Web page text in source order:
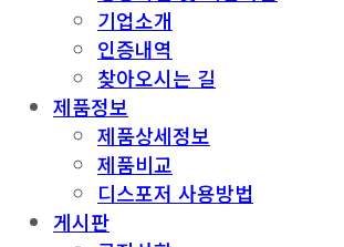
기업소개
인증내역
찾아오시는 길
제품정보
제품상세정보
제품비교
디스포저 사용방법
게시판